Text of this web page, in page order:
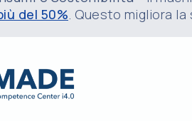
del 50%. Questo migliora